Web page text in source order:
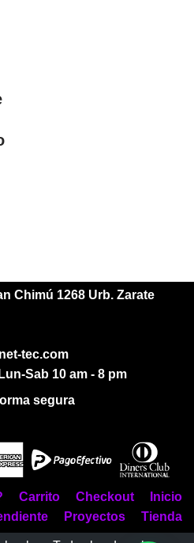
Chimú 1268 Urb. Zarate
tec.com
Sab 10 am - 8 pm
segura
Carrito Checkout
Inicio
Proyectos Tienda